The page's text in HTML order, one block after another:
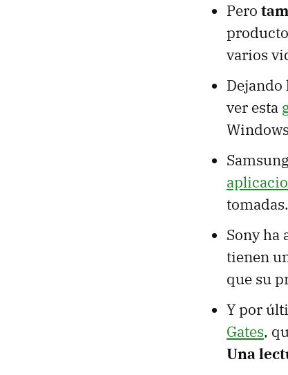
Pero
varios
Dejando
ver esta
tomadas.
Sony ha
tienen
que su
Y por
Gates,
Una